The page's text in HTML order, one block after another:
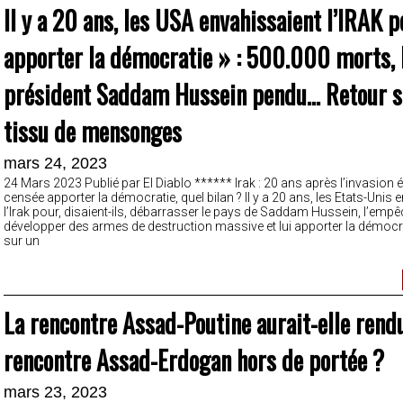
Il y a 20 ans, les USA envahissaient l’IRAK
apporter la démocratie » : 500.000 morts,
président Saddam Hussein pendu… Retour
tissu de mensonges
mars 24, 2023
24 Mars 2023 Publié par El Diablo ****** Irak : 20 ans après l’invasion
censée apporter la démocratie, quel bilan ? Il y a 20 ans, les Etats-Unis
l’Irak pour, disaient-ils, débarrasser le pays de Saddam Hussein,
développer des armes de destruction massive et lui apporter la
sur un
La rencontre Assad-Poutine aurait-elle
rencontre Assad-Erdogan hors de portée ?
mars 23, 2023